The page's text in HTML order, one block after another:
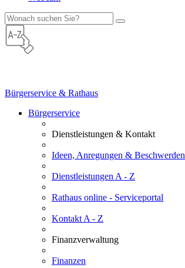
Bürgerservice & Rathaus
Bürgerservice
Dienstleistungen & Kontakt
Ideen, Anregungen & Beschwerden
Dienstleistungen A - Z
Rathaus online - Serviceportal
Kontakt A - Z
Finanzverwaltung
Finanzen